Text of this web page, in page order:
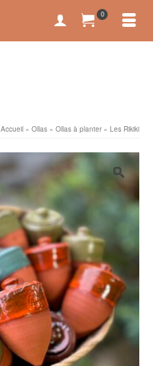
0
Accueil » Ollas » Ollas à planter » Les Rikiki